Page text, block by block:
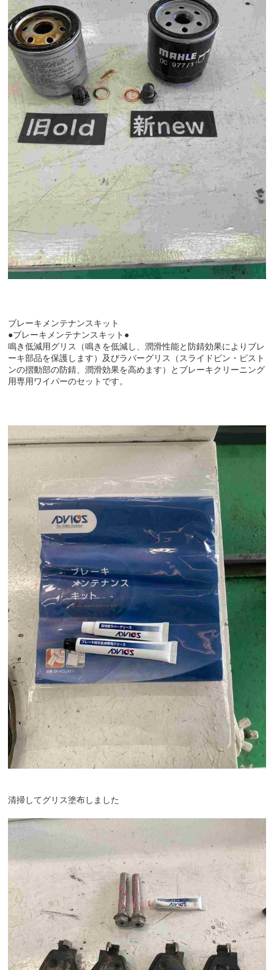
ブレーキメンテナンスキット
●ブレーキメンテナンスキット●
鳴き低減用グリス（鳴きを低減し、潤滑性能と防錆効果によりブレ
ーキ部品を保護します）及びラバーグリス（スライドピン・ピスト
ンの摺動部の防錆、潤滑効果を高めます）とブレーキクリーニング
用専用ワイパーのセットです。
清掃してグリス塗布しました